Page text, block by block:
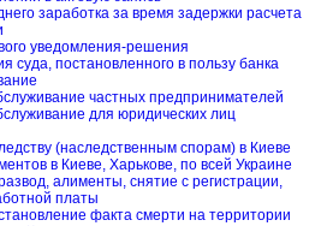
заработка за время задержки расчета
уведомления-решения
суда, постановленного в пользу банка
частных предпринимателей
для юридических лиц
(наследственным спорам) в Киеве
в Киеве, Харькове, по всей Украине
алименты, снятие с регистрации,
платы
факта смерти на территории